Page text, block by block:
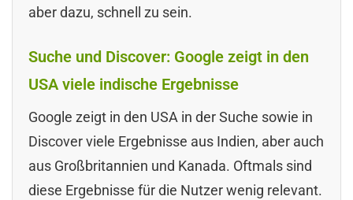
aber dazu, schnell zu sein.
Suche und Discover: Google zeigt in den
USA viele indische Ergebnisse
Google zeigt in den USA in der Suche sowie in
Discover viele Ergebnisse aus Indien, aber auch
aus Großbritannien und Kanada. Oftmals sind
diese Ergebnisse für die Nutzer wenig relevant.